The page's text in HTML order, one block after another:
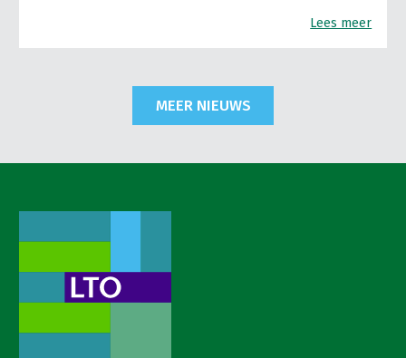
Lees meer
MEER NIEUWS